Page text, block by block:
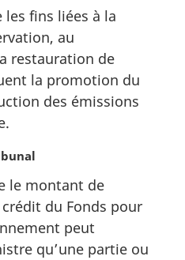
fins liées à la
au
restauration de
la promotion du
des émissions
le montant de
du Fonds pour
peut
qu’une partie ou